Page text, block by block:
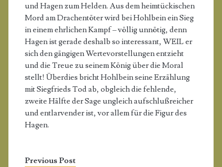
und Hagen zum Helden. Aus dem heimtückischen
Mord am Drachentöter wird bei Hohlbein ein Sieg
in einem ehrlichen Kampf – völlig unnötig, denn
Hagen ist gerade deshalb so interessant, WEIL er
sich den gängigen Wertevorstellungen entzieht
und die Treue zu seinem König über die Moral
stellt! Überdies bricht Hohlbein seine Erzählung
mit Siegfrieds Tod ab, obgleich die fehlende,
zweite Hälfte der Sage ungleich aufschlußreicher
und entlarvender ist, vor allem für die Figur des
Hagen.
Previous Post